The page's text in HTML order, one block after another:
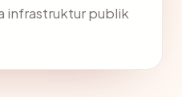
infrastruktur publik